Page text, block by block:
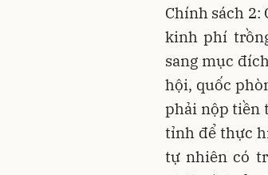
Chính sách 2:
kinh phí
sang mục
hội, quốc
phải nộp tiền
tỉnh để thực
tự nhiên có